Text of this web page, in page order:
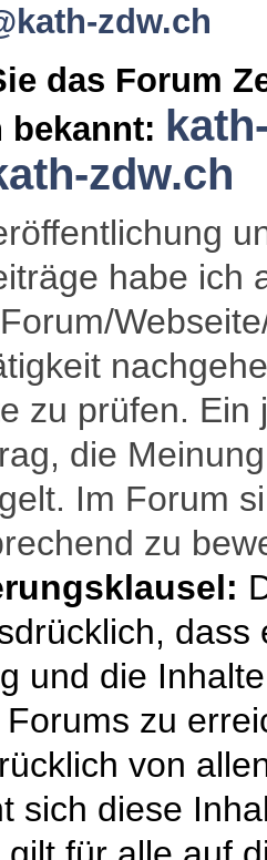
zdw.ch
das Forum
bekannt:
zdw.ch
habe ich
zu prüfen.
die
Im Forum
zu
und die
zu
von
sich diese